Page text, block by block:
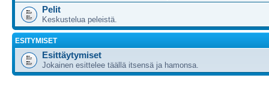
Pelit
Keskustelua peleistä.
ESITYMISET
Esittäytymiset
Jokainen esittelee täällä itsensä ja hamonsa.